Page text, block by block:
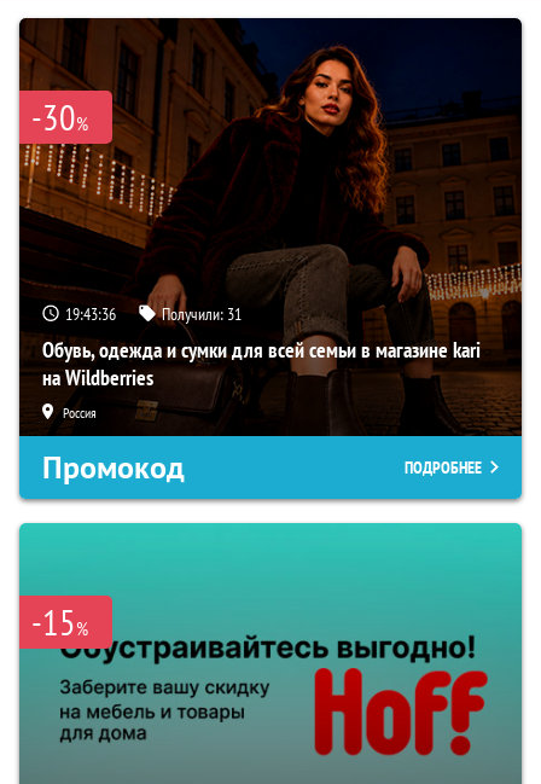
-30%
19:43:35 Получили: 31
Обувь, одежда и сумки для всей семьи в магазине kari
на Wildberries
Россия
Промокод ПОДРОБНЕЕ
-15%